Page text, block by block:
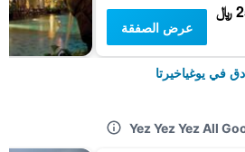
﷼
عرض الصفقة
في يوغياخيرتا